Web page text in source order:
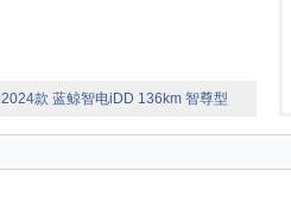
2024款 蓝鲸智电iDD 136km 智尊型